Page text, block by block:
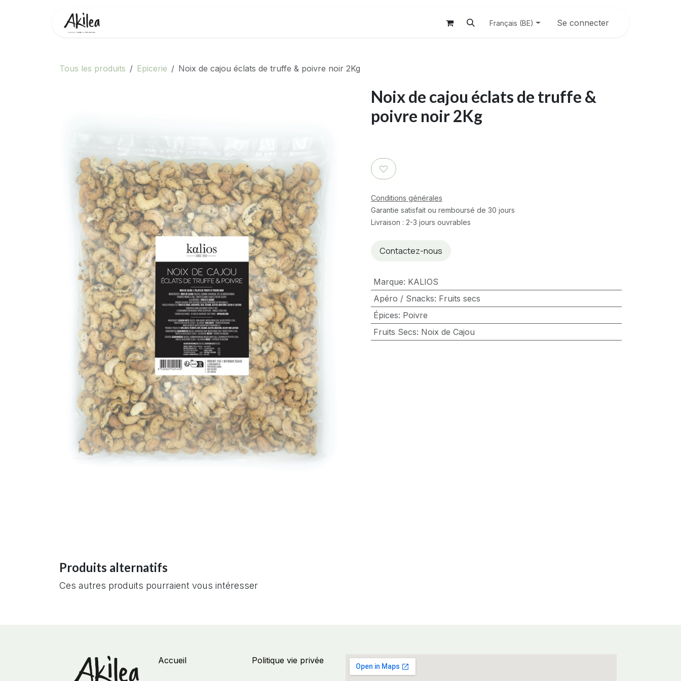
Français (BE) Se connecter
Tous les produits Epicerie Noix de cajou éclats de truffe & poivre noir 2Kg
Noix de cajou éclats de truffe &
poivre noir 2Kg
Conditions générales
Garantie satisfait ou remboursé de 30 jours
Livraison : 2-3 jours ouvrables
Contactez-nous
Marque: KALIOS
Apéro / Snacks: Fruits secs
Épices: Poivre
Fruits Secs: Noix de Cajou
Produits alternatifs
Ces autres produits pourraient vous intéresser
Politique vie privée
Accueil